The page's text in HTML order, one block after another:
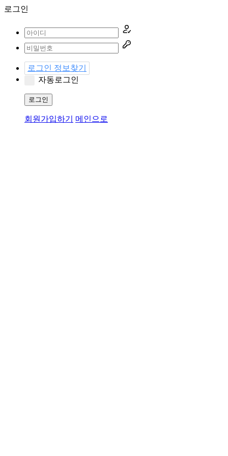
로그인
로그인 정보찾기
자동로그인
로그인
회원가입하기 메인으로